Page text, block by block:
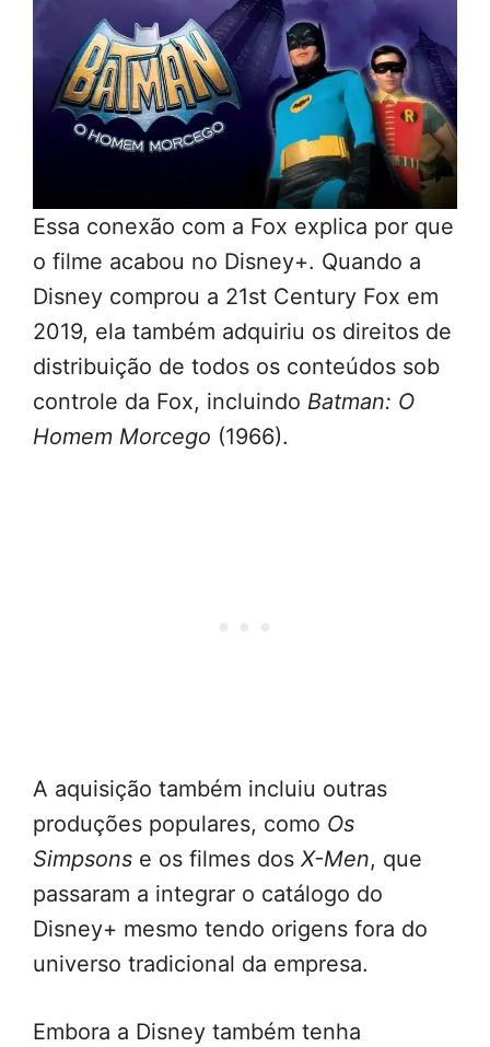
Essa conexão com a Fox explica por que
o filme acabou no Disney+. Quando a
Disney comprou a 21st Century Fox em
2019, ela também adquiriu os direitos de
distribuição de todos os conteúdos sob
controle da Fox, incluindo Batman: O
Homem Morcego (1966).
A aquisição também incluiu outras
produções populares, como Os
Simpsons e os filmes dos X-Men, que
passaram a integrar o catálogo do
Disney+ mesmo tendo origens fora do
universo tradicional da empresa.
Embora a Disney também tenha